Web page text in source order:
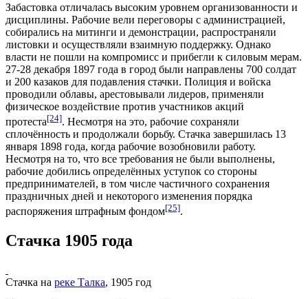
Забастовка отличалась высоким уровнем организованности и
дисциплины. Рабочие вели переговоры с администрацией,
собирались на митинги и демонстрации, распространяли
листовки и осуществляли взаимную поддержку. Однако
власти не пошли на компромисс и прибегли к силовым мерам.
27-28 декабря 1897 года в город были направлены 700 солдат
и 200 казаков для подавления стачки. Полиция и войска
проводили облавы, арестовывали лидеров, применяли
физическое воздействие против участников акций
протеста[24]. Несмотря на это, рабочие сохраняли
сплочённость и продолжали борьбу. Стачка завершилась 13
января 1898 года, когда рабочие возобновили работу.
Несмотря на то, что все требования не были выполнены,
рабочие добились определённых уступок со стороны
предпринимателей, в том числе частичного сохранения
праздничных дней и некоторого изменения порядка
распоряжения штрафным фондом[25].
Стачка 1905 года
Стачка на реке Талка, 1905 год